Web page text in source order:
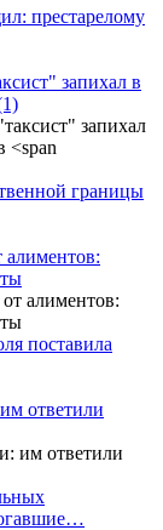
престарелому
запихал в
границы
алиментов:
поставила
ответили